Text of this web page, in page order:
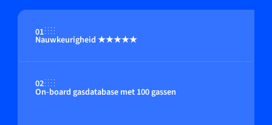
01
Nauwkeurigheid ★★★★★
02
On-board gasdatabase met 100 gassen